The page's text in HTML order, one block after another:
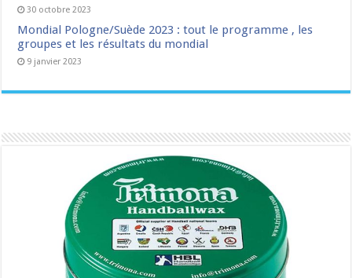
30 octobre 2023
Mondial Pologne/Suède 2023 : tout le programme , les
groupes et les résultats du mondial
9 janvier 2023